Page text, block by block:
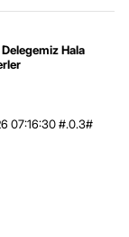
Hala
07:16:30 #.0.3#